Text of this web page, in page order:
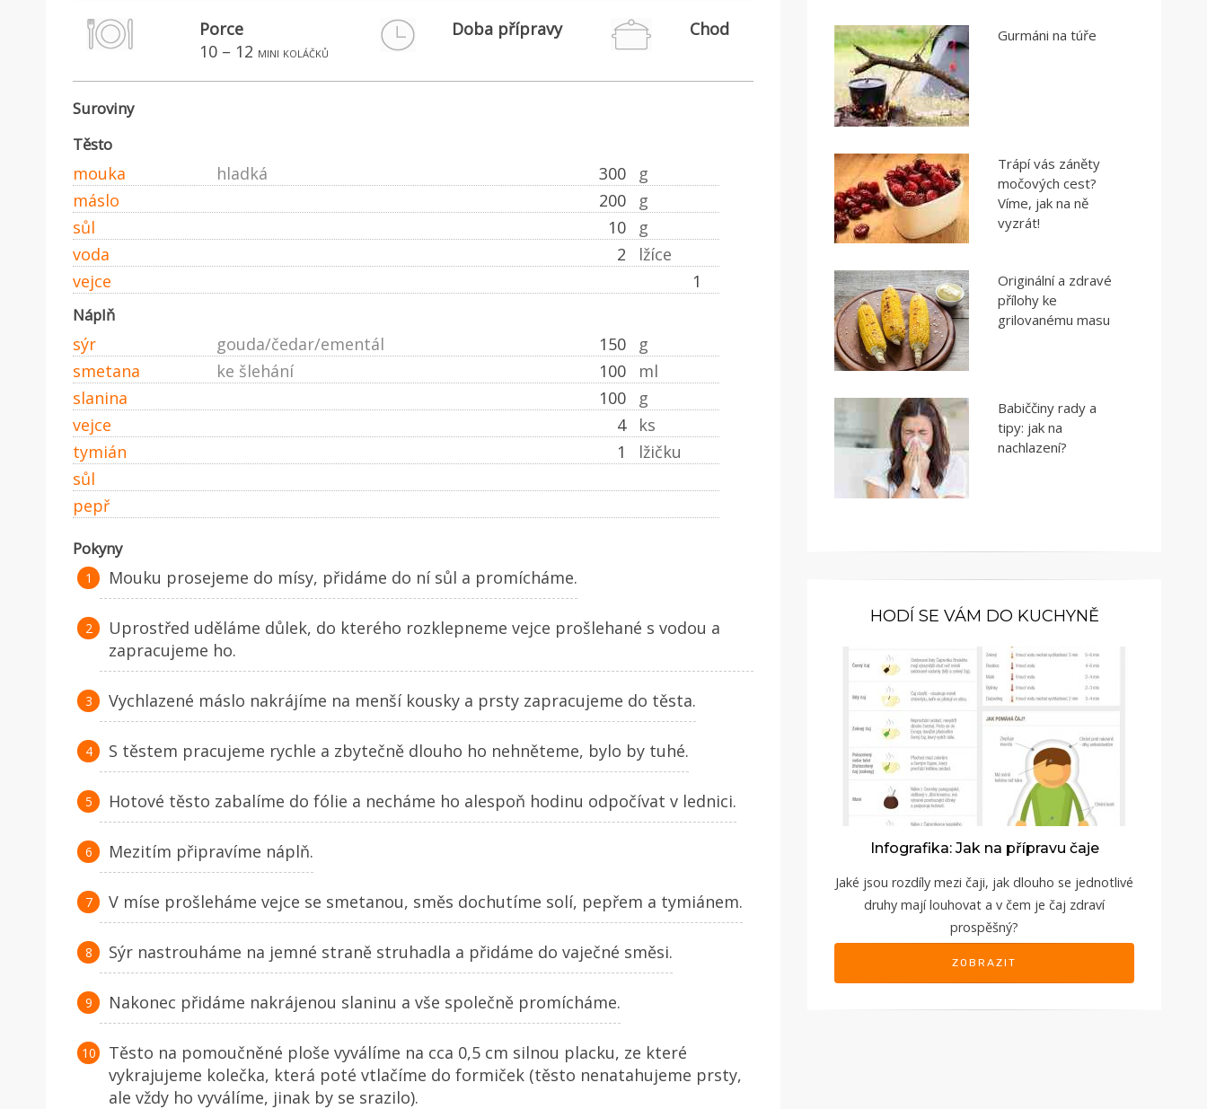
Porce
10 – 12 mini koláčků
Doba přípravy Chod
Suroviny
Těsto
mouka 300 g
hladká
máslo
200
g
sůl
10
g
voda
2
lžíce
vejce
1
Náplň
sýr 150 g
gouda/čedar/ementál
smetana
100 ml
ke šlehání
slanina
100
g
vejce
4
ks
tymián
1
lžičku
sůl
pepř
Pokyny
Mouku prosejeme do mísy, přidáme do ní sůl a promícháme.
Uprostřed uděláme důlek, do kterého rozklepneme vejce prošlehané s vodou a
zapracujeme ho.
Vychlazené máslo nakrájíme na menší kousky a prsty zapracujeme do těsta.
S těstem pracujeme rychle a zbytečně dlouho ho nehněteme, bylo by tuhé.
Hotové těsto zabalíme do fólie a necháme ho alespoň hodinu odpočívat v lednici.
Mezitím připravíme náplň.
V míse prošleháme vejce se smetanou, směs dochutíme solí, pepřem a tymiánem.
Sýr nastrouháme na jemné straně struhadla a přidáme do vaječné směsi.
Nakonec přidáme nakrájenou slaninu a vše společně promícháme.
Těsto na pomoučněné ploše vyválíme na cca 0,5 cm silnou placku, ze které
vykrajujeme kolečka, která poté vtlačíme do formiček (těsto nenatahujeme prsty,
ale vždy ho vyválíme, jinak by se srazilo).
Gurmáni na túře
Trápí vás záněty
močových cest?
Víme, jak na ně
vyzrát!
Originální a zdravé
přílohy ke
grilovanému masu
Babiččiny rady a
tipy: jak na
nachlazení?
HODÍ SE VÁM DO KUCHYNĚ
Infografika: Jak na přípravu čaje
Jaké jsou rozdíly mezi čaji, jak dlouho se jednotlivé
druhy mají louhovat a v čem je čaj zdraví
prospěšný?
ZOBRAZIT